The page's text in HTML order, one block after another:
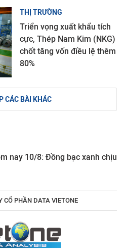
THỊ TRƯỜNG
Triển vọng xuất khẩu tích
cực, Thép Nam Kim (NKG)
chốt tăng vốn điều lệ thêm
80%
CÁC BÀI KHÁC
nay 10/8: Đồng bạc xanh chịu
CỔ PHẦN DATA VIETONE